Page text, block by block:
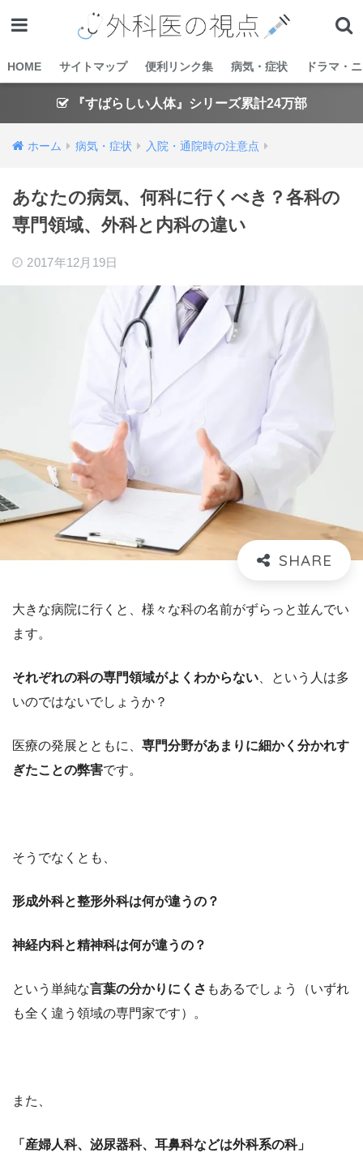
HOME サイトマップ 便利リンク集 病気・症状 ドラマ・
『すばらしい人体』シリーズ累計24万部
ホーム 病気・症状 入院・通院時の注意点
あなたの病気、何科に行くべき？各科の
専門領域、外科と内科の違い
2017年12月19日
大きな病院に行くと、様々な科の名前がずらっと並んでい
ます。
それぞれの科の専門領域がよくわからない、という人は多
いのではないでしょうか？
医療の発展とともに、 専門分野があまりに細かく分かれす
ぎたことの弊害です。
そうでなくとも、
形成外科と整形外科は何が違うの？
神経内科と精神科は何が違うの？
という単純な言葉の分かりにくさ もあるでしょう（いずれ
も全く違う領域の専門家です）。
また、
「産婦人科、泌尿器科、耳鼻科などは外科系の科」